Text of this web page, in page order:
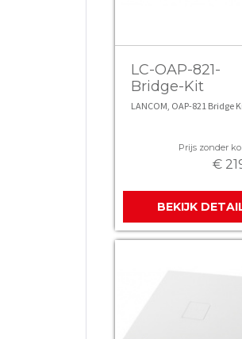
LC-OAP-821-
Bridge-Kit
LANCOM, OAP-821 Bridge
Prijs zonder
€
BEKIJK